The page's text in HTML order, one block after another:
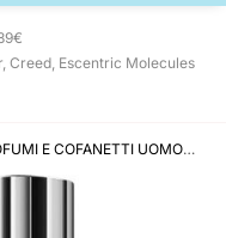
Creed, Escentric Molecules
E COFANETTI UOMO